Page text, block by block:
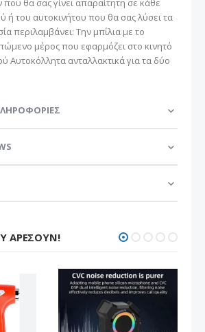
που θα σας γίνει απαραίτητη σε κάθε
ή του αυτοκινήτου που θα σας λύσει τα
περιλαμβάνει: Την μπίλια με το
μέρος που εφαρμόζει στο κινητό
Αυτοκόλλητα ανταλλακτικά για τα δύο
ΑΡΈΣΟΥΝ!